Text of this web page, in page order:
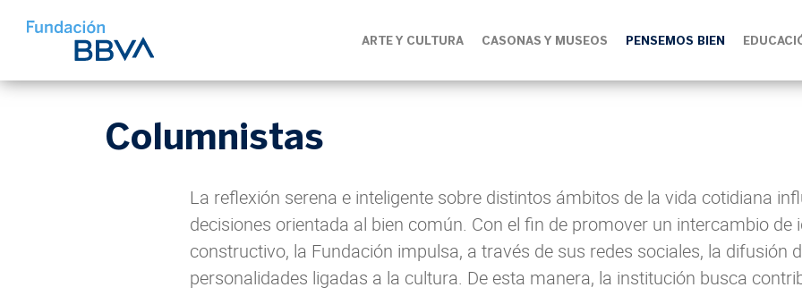
ARTE Y CULTURA CASONAS Y MUSEOS PENSEMOS BIEN
Columnistas
La reflexión serena e inteligente sobre distintos ámbitos de la vida cotidiana
decisiones orientada al bien común. Con el fin de promover un intercambio de
constructivo, la Fundación impulsa, a través de sus redes sociales, la difusión
personalidades ligadas a la cultura. De esta manera, la institución busca